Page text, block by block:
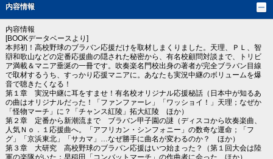
内容情報
内容情報
[BOOKデータベースより]
本邦初！高校野球のブラバン応援だけを取材しまくりました。天理、ＰＬ、智
辯和歌山などの定番応援曲の隠された秘密から、有名校顧問対談まで、トリビ
ア満載＆マニア垂涎の一冊です。吹奏楽名門校出身の著者が完全ブラバン目線
で取材するうち、すっかり応援マニアに。あなたも実況中継のボリュームを爆
音で聴きたくなる！
第１章 実況中継に耳をすませ！有名校オリジナル応援秘話（日本中が知るあ
の曲はオリジナルだった！「ファンファーレ」「ワッショイ！」天理；なぜか
「怪物マーチ」に？「チャンス紅陵」拓大紅陵 ほか）
第２章 定番から新潮流まで ブラバン甲子園の謎（ディスコから吹奏楽曲、
人気Ｎｏ．１応援曲へ。「アフリカン・シンフォニー」の数奇な運命；「フ
グ」「京浜東北」「サカマ」…なぜ勝手に曲名が変わるのか？ ほか）
第３章 大研究 高校野球のブラバン応援はいつ始まった？（第１回大会は陸
軍の楽隊がいた；早稲田「コンバットマーチ」の作曲者に会った ほか）